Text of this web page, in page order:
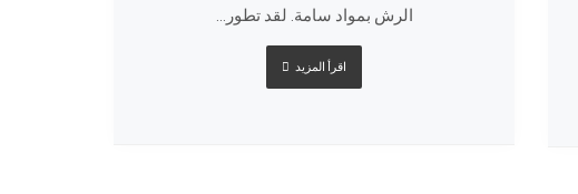
الرش بمواد سامة. لقد تطور...
اقرأ المزيد